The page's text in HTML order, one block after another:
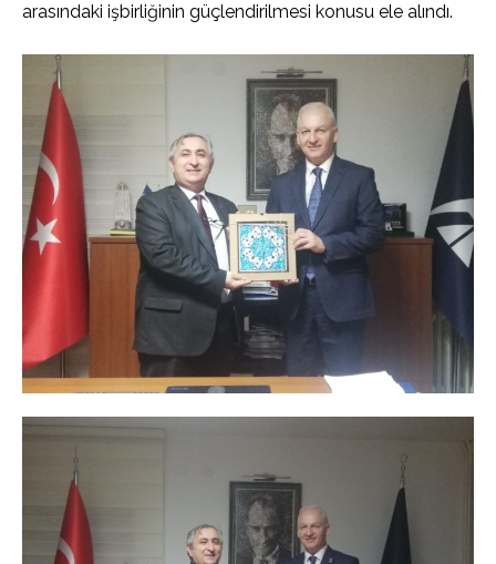
arasındaki işbirliğinin güçlendirilmesi konusu ele alındı.